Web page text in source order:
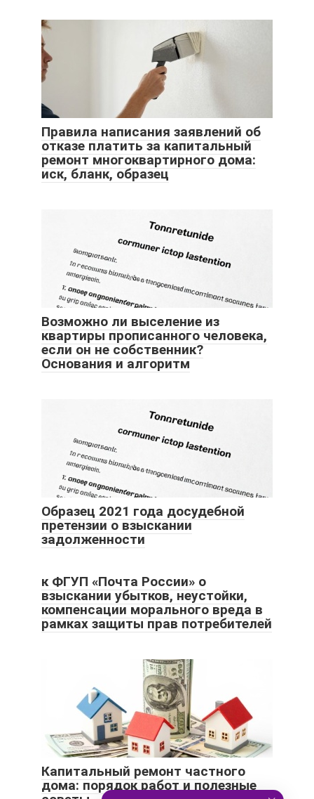
Правила написания заявлений об
отказе платить за капитальный
ремонт многоквартирного дома:
иск, бланк, образец
Возможно ли выселение из
квартиры прописанного человека,
если он не собственник?
Основания и алгоритм
Образец 2021 года досудебной
претензии о взыскании
задолженности
к ФГУП «Почта России» о
взыскании убытков, неустойки,
компенсации морального вреда в
рамках защиты прав потребителей
Капитальный ремонт частного
дома: порядок работ и полезные